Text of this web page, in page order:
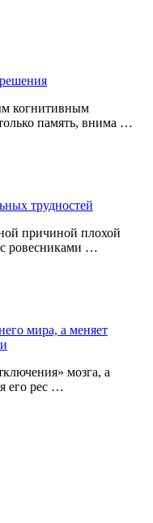
когнитивным
память, внима …
трудностей
причиной плохой
ровесниками …
мира, а меняет
мозга, а
его рес …